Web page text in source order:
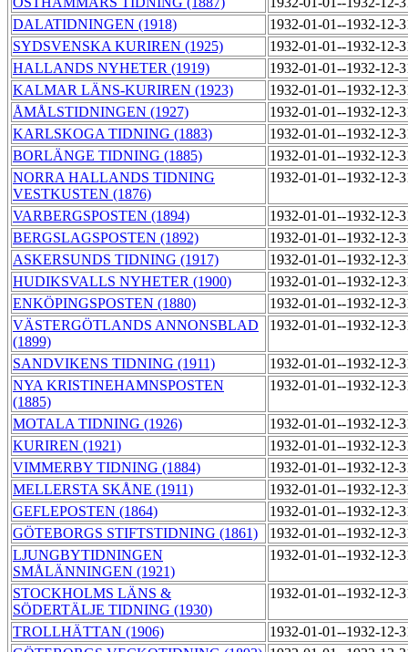
DALATIDNINGEN (1918)
1932-01-01--1932-12-
SYDSVENSKA KURIREN (1925)
1932-01-01--1932-12-
HALLANDS NYHETER (1919)
1932-01-01--1932-12-
KALMAR LÄNS-KURIREN (1923)
1932-01-01--1932-12-
ÅMÅLSTIDNINGEN (1927)
1932-01-01--1932-12-
KARLSKOGA TIDNING (1883)
1932-01-01--1932-12-
BORLÄNGE TIDNING (1885)
1932-01-01--1932-12-
NORRA HALLANDS TIDNING
VESTKUSTEN (1876)
1932-01-01--1932-12-
VARBERGSPOSTEN (1894)
1932-01-01--1932-12-
BERGSLAGSPOSTEN (1892)
1932-01-01--1932-12-
ASKERSUNDS TIDNING (1917)
1932-01-01--1932-12-
HUDIKSVALLS NYHETER (1900)
1932-01-01--1932-12-
ENKÖPINGSPOSTEN (1880)
1932-01-01--1932-12-
VÄSTERGÖTLANDS ANNONSBLAD
(1899)
1932-01-01--1932-12-
SANDVIKENS TIDNING (1911)
1932-01-01--1932-12-
NYA KRISTINEHAMNSPOSTEN
(1885)
1932-01-01--1932-12-
MOTALA TIDNING (1926)
1932-01-01--1932-12-
KURIREN (1921)
1932-01-01--1932-12-
VIMMERBY TIDNING (1884)
1932-01-01--1932-12-
MELLERSTA SKÅNE (1911)
1932-01-01--1932-12-
GEFLEPOSTEN (1864)
1932-01-01--1932-12-
GÖTEBORGS STIFTSTIDNING (1861)
1932-01-01--1932-12-
LJUNGBYTIDNINGEN
SMÅLÄNNINGEN (1921)
1932-01-01--1932-12-
STOCKHOLMS LÄNS &
SÖDERTÄLJE TIDNING (1930)
1932-01-01--1932-12-
TROLLHÄTTAN (1906)
1932-01-01--1932-12-